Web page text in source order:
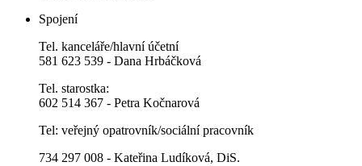
Spojení
Tel. kanceláře/hlavní účetní
581 623 539 - Dana Hrbáčková
Tel. starostka:
602 514 367 - Petra Kočnarová
Tel: veřejný opatrovník/sociální pracovník
734 297 008 - Kateřina Ludíková, DiS.